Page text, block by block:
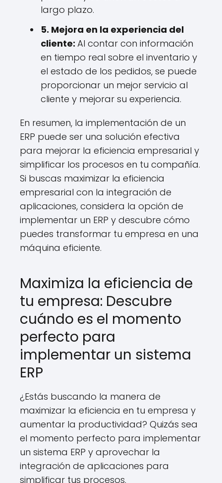
largo plazo.
5. Mejora en la experiencia del
cliente: Al contar con información
en tiempo real sobre el inventario y
el estado de los pedidos, se puede
proporcionar un mejor servicio al
cliente y mejorar su experiencia.
En resumen, la implementación de un
ERP puede ser una solución efectiva
para mejorar la eficiencia empresarial y
simplificar los procesos en tu compañía.
Si buscas maximizar la eficiencia
empresarial con la integración de
aplicaciones, considera la opción de
implementar un ERP y descubre cómo
puedes transformar tu empresa en una
máquina eficiente.
Maximiza la eficiencia de
tu empresa: Descubre
cuándo es el momento
perfecto para
implementar un sistema
ERP
¿Estás buscando la manera de
maximizar la eficiencia en tu empresa y
aumentar la productividad? Quizás sea
el momento perfecto para implementar
un sistema ERP y aprovechar la
integración de aplicaciones para
simplificar tus procesos.